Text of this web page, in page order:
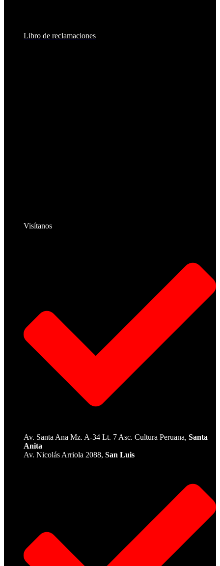
Libro de reclamaciones
Visítanos
Av. Santa Ana Mz. A-34 Lt. 7 Asc. Cultura Peruana, Santa
Anita
Av. Nicolás Arriola 2088, San Luis